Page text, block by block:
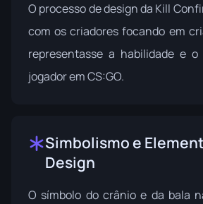
O processo de design da Kill
com os criadores focando em
representasse a habilidade e
jogador em CS:GO.
Simbolismo e
Design
O símbolo do crânio e da bala